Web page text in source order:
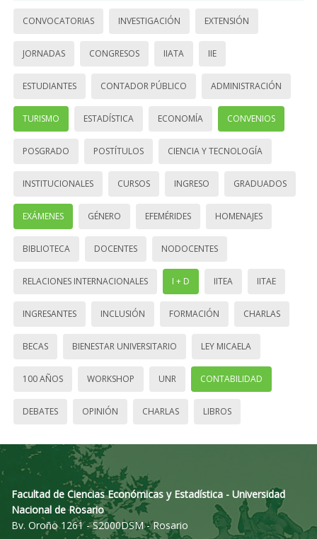
CONVOCATORIAS INVESTIGACIÓN EXTENSIÓN
JORNADAS CONGRESOS IIATA IIE
ESTUDIANTES CONTADOR PÚBLICO ADMINISTRACIÓN
TURISMO ESTADÍSTICA ECONOMÍA CONVENIOS
POSGRADO POSTÍTULOS CIENCIA Y TECNOLOGÍA
INSTITUCIONALES CURSOS INGRESO GRADUADOS
EXÁMENES GÉNERO EFEMÉRIDES HOMENAJES
BIBLIOTECA DOCENTES NODOCENTES
RELACIONES INTERNACIONALES I + D IITEA IITAE
INGRESANTES INCLUSIÓN FORMACIÓN CHARLAS
BECAS BIENESTAR UNIVERSITARIO LEY MICAELA
100 AÑOS WORKSHOP UNR CONTABILIDAD
DEBATES OPINIÓN CHARLAS LIBROS
Facultad de Ciencias Económicas y Estadística - Universidad
Nacional de Rosario
Bv. Oroño 1261 - S2000DSM - Rosario